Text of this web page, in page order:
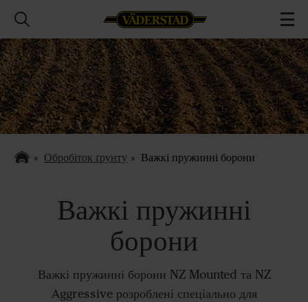
Обробіток ґрунту Важкі пружинні борони
Важкі пружинні
борони
Важкі пружинні борони NZ Mounted та NZ
Aggressive розроблені спеціально для